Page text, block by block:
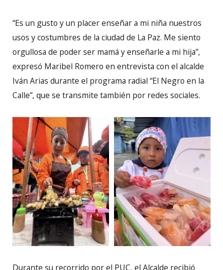
“Es un gusto y un placer enseñar a mi niña nuestros
usos y costumbres de la ciudad de La Paz. Me siento
orgullosa de poder ser mamá y enseñarle a mi hija”,
expresó Maribel Romero en entrevista con el alcalde
Iván Arias durante el programa radial “El Negro en la
Calle”, que se transmite también por redes sociales.
Durante su recorrido por el PUC, el Alcalde recibió